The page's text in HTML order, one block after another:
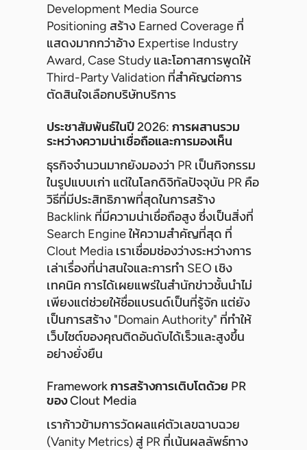
Development Media Source
Positioning สร้าง Earned Coverage ที่
แสดงมากกว่าอ้าง Expertise Industry
Award, Case Study และโอกาสการพูดให้
Third-Party Validation ที่สำคัญต่อการ
ตัดสินใจเลือกบริษัทบริการ
ประชาสัมพันธ์ในปี 2026: การผสานรวม
ระหว่างความน่าเชื่อถือและการมองเห็น
ธุรกิจจำนวนมากยังมองว่า PR เป็นกิจกรรม
ในรูปแบบเก่า แต่ในโลกดิจิทัลปัจจุบัน PR คือ
วิธีที่มีประสิทธิภาพที่สุดในการสร้าง
Backlink ที่มีความน่าเชื่อถือสูง ซึ่งเป็นสิ่งที่
Search Engine ให้ความสำคัญที่สุด ที่
Clout Media เราเชื่อมช่องว่างระหว่างการ
เล่าเรื่องที่น่าสนใจและการทำ SEO เชิง
เทคนิค การได้เผยแพร่ในสำนักข่าวชั้นนำไม่
เพียงแต่ช่วยให้ชื่อแบรนด์เป็นที่รู้จัก แต่ยัง
เป็นการสร้าง "Domain Authority" ที่ทำให้
เว็บไซต์ของคุณติดอันดับได้เร็วและสูงขึ้น
อย่างยั่งยืน
Framework การสร้างการเติบโตด้วย PR
ของ Clout Media
เราก้าวข้ามการวัดผลแค่ตัวเลขฉาบฉวย
(Vanity Metrics) สู่ PR ที่เน้นผลลัพธ์ทาง